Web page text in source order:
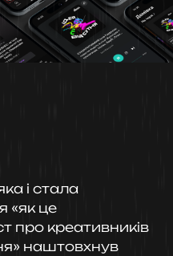
і стала
«як це
про креативників
наштовхнув